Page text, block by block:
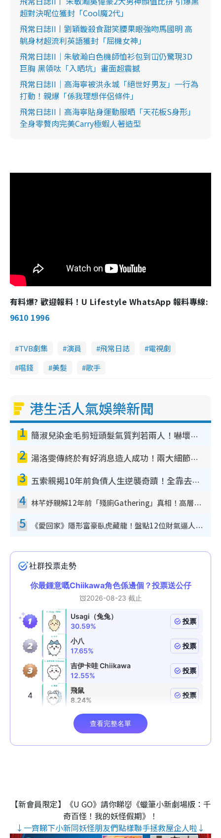
超對決呢位獲封「Cool魔2代」
飛常日誌II丨劉穎鏇殺食甜笑腰果眼強吻馬國明 高
䠷身材超流利英語獲封「屈機女神」
飛常日誌II｜朱敏瀚白色機師恤衫包到冚仍驚現3D
巨胸 黑領呔「入晒坑」畫面超震撼
飛常日誌II｜高海寧被洪永城「絕世好男友」一行為
打動！親爆「係我理想伴侶條件」
飛常日誌II丨高海寧貼身運動服晒「天花板S身形」
全身零贅肉完美Carry極蝦人著造型
有料爆? 歡迎報料！U Lifestyle WhatsApp 報料專線:
9610 1996
TVB劇集 演員 飛常日誌
電視劇
唱錢
美髮 歌手
港生活人氣娛樂新聞
1 簡淑兒染金毛剪短頭髮氣質判若兩人！嚇壞老公麥大力都認唔出：「你做咩事？」
2 湯洛雯傳終於有好消息造人成功！兩大細節曝孕味極濃惹猜測：大肚婆先會咁！
3 五索親揭10年前負債人生逆襲奇蹟！全靠去一地方轉運後即遇上馬先生
4 林芊妤親解12年前「殘廁Gathering」真相！高層解約一句話重創尊嚴至今拒返TVB
5 《愛回家》隱形富豪臥虎藏龍！盤點12位財氣逼人的有錢藝人：呢位靚女3億身家唔憂做
【新會員限定】《U GO》請你睇👹《蠟筆小新劇場版：千
奇百怪！我的妖怪假期》！
↓一齊睇下小新同妖怪朋友們點樣聯手拯救屋企人啦↓